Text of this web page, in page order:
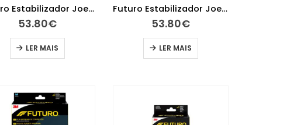
Futuro Estabilizador Joelho de Alta Performance M
53.80€
LER MAIS
Futuro Estabilizador Joelho de Alta Performance S
53.80€
LER MAIS